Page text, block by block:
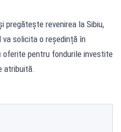
revenirea la Sibiu,
va solicita o reședință în
pentru fondurile investite
atribuită.